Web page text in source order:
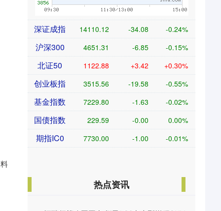
深证成指 14110.12 -34.08 -0.24%
沪深300 4651.31 -6.85 -0.15%
北证50 1122.88 +3.42 +0.30%
创业板指 3515.56 -19.58 -0.55%
基金指数 7229.80 -1.63 -0.02%
国债指数 229.59 -0.00 0.00%
期指IC0 7730.00 -1.00 -0.01%
热点资讯